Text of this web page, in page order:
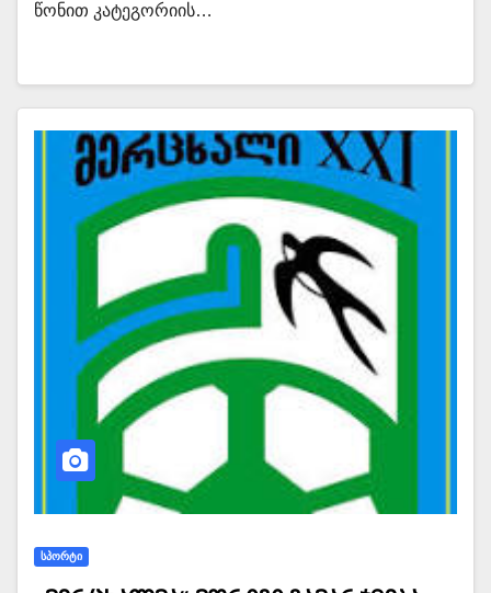
წონით კატეგორიის…
ᲡᲞᲝᲠᲢᲘ